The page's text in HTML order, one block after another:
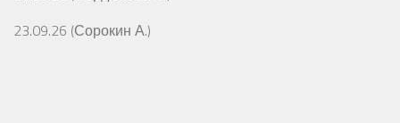
23.09.26 (Сорокин А.)